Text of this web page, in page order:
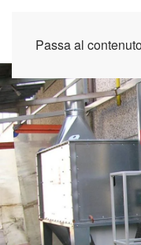
Passa al